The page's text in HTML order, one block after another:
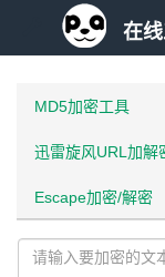
在
MD5加密工具
迅雷旋风URL加解
Escape加密/解密